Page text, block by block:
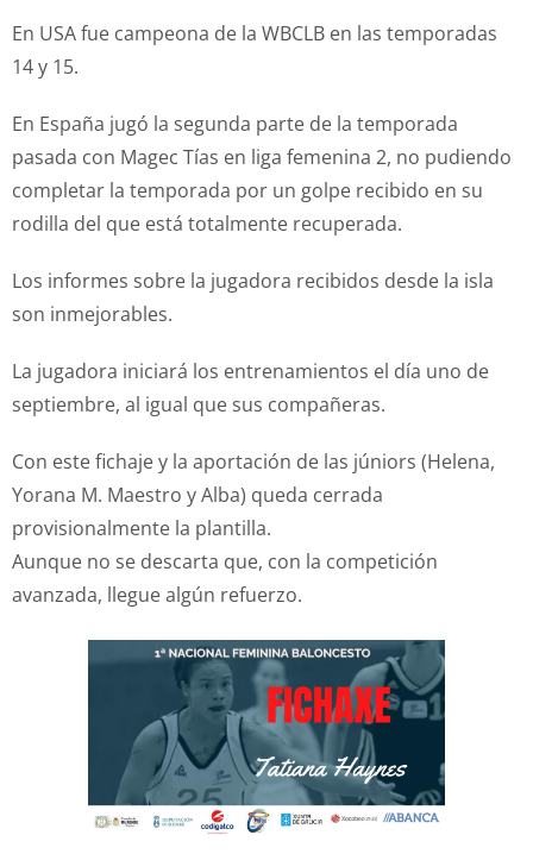
En USA fue campeona de la WBCLB en las temporadas
14 y 15.
En España jugó la segunda parte de la temporada
pasada con Magec Tías en liga femenina 2, no pudiendo
completar la temporada por un golpe recibido en su
rodilla del que está totalmente recuperada.
Los informes sobre la jugadora recibidos desde la isla
son inmejorables.
La jugadora iniciará los entrenamientos el día uno de
septiembre, al igual que sus compañeras.
Con este fichaje y la aportación de las júniors (Helena,
Yorana M. Maestro y Alba) queda cerrada
provisionalmente la plantilla.
Aunque no se descarta que, con la competición
avanzada, llegue algún refuerzo.